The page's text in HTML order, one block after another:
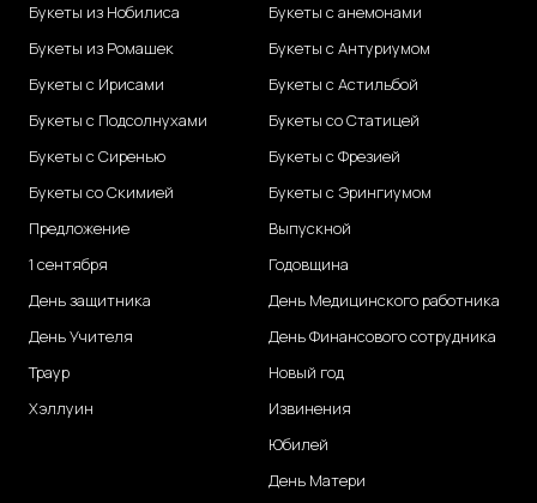
Букеты из Нобилиса
Букеты из Ромашек
Букеты с Ирисами
Букеты с Подсолнухами
Букеты с Сиренью
Букеты со Скимией
Предложение
1 сентября
День защитника
День Учителя
Траур
Хэллуин
Букеты с анемонами
Букеты с Антуриумом
Букеты с Астильбой
Букеты со Статицей
Букеты с Фрезией
Букеты с Эрингиумом
Выпускной
Годовщина
День Медицинского работника
День Финансового сотрудника
Новый год
Извинения
Юбилей
День Матери